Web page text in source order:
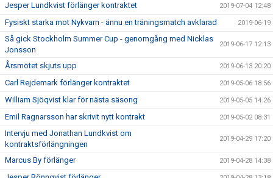
Jesper Lundkvist förlänger kontraktet 2019-07-04 12:48
Fysiskt starka mot Nykvarn - ännu en träningsmatch avklarad 2019-06-19
Så gick Stockholm Summer Cup - genomgång med Nicklas
Jonsson
2019-06-17 12:13
Årsmötet skjuts upp 2019-06-13 20:20
Carl Rejdemark förlänger kontraktet 2019-05-06 18:56
William Sjöqvist klar för nästa säsong 2019-05-05 14:26
Emil Ragnarsson har skrivit nytt kontrakt 2019-05-02 08:31
Intervju med Jonathan Lundkvist om
kontraktsförlängningen
2019-04-29 17:20
Marcus By förlänger 2019-04-28 14:38